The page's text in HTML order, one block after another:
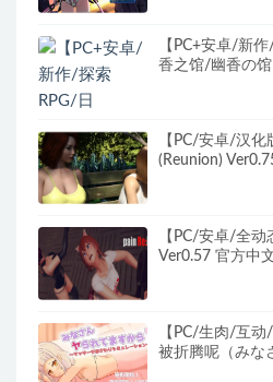
【PC+安卓/新
香之馆/幽香の
【PC/安卓/汉
(Reunion)
【PC/安卓/全
Ver0.57 官方中
【PC/生肉/互
被折腾呢（みな